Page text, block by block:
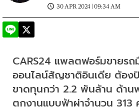
30 APR 2024 | 09:34 AM
​CARS24 แพลตฟอร์มขายรถ
ออนไลน์สัญชาติอินเดีย ต้อง
ขาดทุนกว่า 2.2 พันล้าน ด้าน
ตกงานแบบฟ้าผ่าจำนวน 313